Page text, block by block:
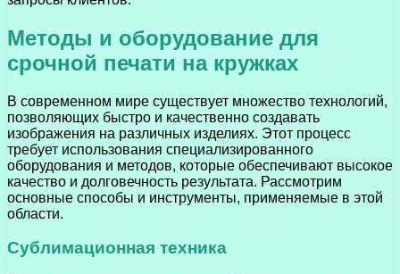
Методы и оборудование для
срочной печати на кружках
В современном мире существует множество технологий,
позволяющих быстро и качественно создавать
изображения на различных изделиях. Этот процесс
требует использования специализированного
оборудования и методов, которые обеспечивают высокое
качество и долговечность результата. Рассмотрим
основные способы и инструменты, применяемые в этой
области.
Сублимационная техника